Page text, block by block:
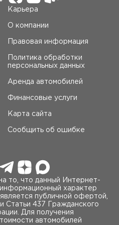
данных вносятся за 10–15
штрафы, вы можете
автоматические комплексы
через « Госуслуги», суд или
приложите письменное
подтверждающие
полиса ОСАГО. Заявление
компании или в «личном
случае понадобится
— логин и пароль. Вы получите
в размере 23% расчётной
продажи автомобиля, вы
нужно проверить, насколько
своим обязанностям
требования закона,
самостоятельно.
Карьера
О компании
Правовая информация
Политика обработки
персональных данных
Аренда автомобилей
Финансовые услуги
Карта сайта
Сообщить об ошибке
то, что данный Интернет-
характер
публичной офертой,
Статьи 437 Гражданского
Для получения
автомобилей